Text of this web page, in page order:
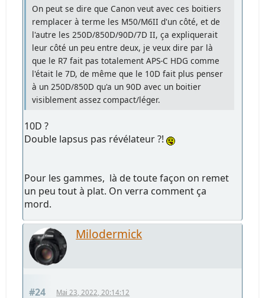
On peut se dire que Canon veut avec ces boitiers
remplacer à terme les M50/M6II d'un côté, et de
l'autre les 250D/850D/90D/7D II, ça expliquerait
leur côté un peu entre deux, je veux dire par là
que le R7 fait pas totalement APS-C HDG comme
l'était le 7D, de même que le 10D fait plus penser
à un 250D/850D qu'a un 90D avec un boitier
visiblement assez compact/léger.
10D ?
Double lapsus pas révélateur ?!
Pour les gammes, là de toute façon on remet
un peu tout à plat. On verra comment ça
mord.
Milodermick
#24 Mai 23, 2022, 20:14:12